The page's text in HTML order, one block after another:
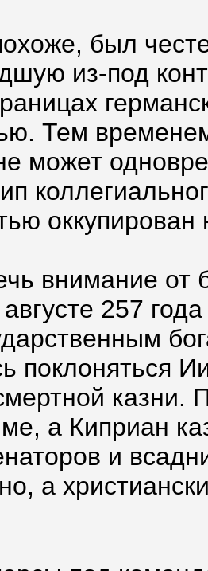
был
из-под
Тем
может
оккупирован
внимание
257
поклоняться
казни.
а Киприан
и
а